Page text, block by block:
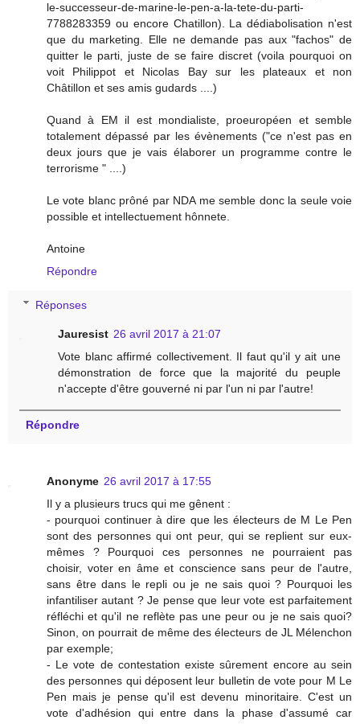
le-successeur-de-marine-le-pen-a-la-tete-du-parti-
7788283359 ou encore Chatillon). La dédiabolisation n'est
que du marketing. Elle ne demande pas aux "fachos" de
quitter le parti, juste de se faire discret (voila pourquoi on
voit Philippot et Nicolas Bay sur les plateaux et non
Châtillon et ses amis gudards ....)
Quand à EM il est mondialiste, proeuropéen et semble
totalement dépassé par les évènements ("ce n'est pas en
deux jours que je vais élaborer un programme contre le
terrorisme " ....)
Le vote blanc prôné par NDA me semble donc la seule voie
possible et intellectuement hônnete.
Antoine
Répondre
Réponses
Jauresist 26 avril 2017 à 21:07
Vote blanc affirmé collectivement. Il faut qu'il y ait une
démonstration de force que la majorité du peuple
n'accepte d'être gouverné ni par l'un ni par l'autre!
Répondre
Anonyme 26 avril 2017 à 17:55
Il y a plusieurs trucs qui me gênent :
- pourquoi continuer à dire que les électeurs de M Le Pen
sont des personnes qui ont peur, qui se replient sur eux-
mêmes ? Pourquoi ces personnes ne pourraient pas
choisir, voter en âme et conscience sans peur de l'autre,
sans être dans le repli ou je ne sais quoi ? Pourquoi les
infantiliser autant ? Je pense que leur vote est parfaitement
réfléchi et qu'il ne reflète pas une peur ou je ne sais quoi?
Sinon, on pourrait de même des électeurs de JL Mélenchon
par exemple;
- Le vote de contestation existe sûrement encore au sein
des personnes qui déposent leur bulletin de vote pour M Le
Pen mais je pense qu'il est devenu minoritaire. C'est un
vote d'adhésion qui entre dans la phase d'assumé car